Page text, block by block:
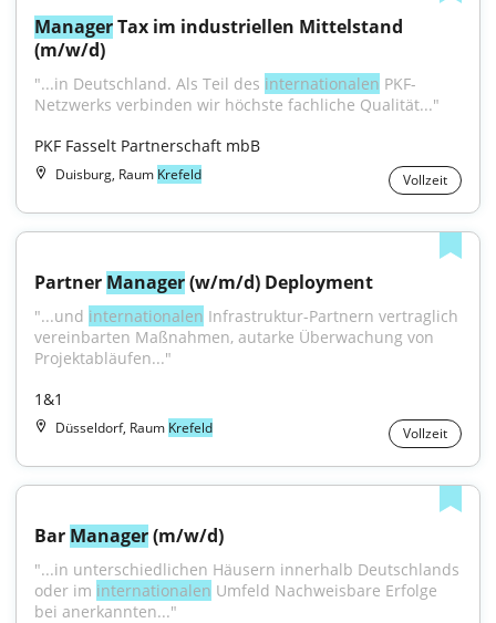
Manager Tax im industriellen Mittelstand
(m/w/d)
"...in Deutschland. Als Teil des internationalen PKF-
Netzwerks verbinden wir höchste fachliche Qualität..."
PKF Fasselt Partnerschaft mbB
Duisburg, Raum Krefeld Vollzeit
Partner Manager (w/m/d) Deployment
"...und internationalen Infrastruktur-Partnern vertraglich
vereinbarten Maßnahmen, autarke Überwachung von
Projektabläufen..."
1&1
Düsseldorf, Raum Krefeld Vollzeit
Bar Manager (m/w/d)
"...in unterschiedlichen Häusern innerhalb Deutschlands
oder im internationalen Umfeld Nachweisbare Erfolge
bei anerkannten..."